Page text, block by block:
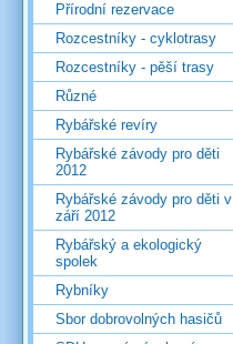
Přírodní rezervace
Rozcestníky - cyklotrasy
Rozcestníky - pěší trasy
Různé
Rybářské revíry
Rybářské závody pro děti
2012
Rybářské závody pro děti v
září 2012
Rybářský a ekologický
spolek
Rybníky
Sbor dobrovolných hasičů